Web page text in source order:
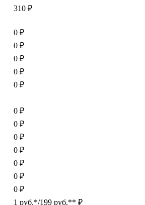
310 ₽
0 ₽
0 ₽
0 ₽
0 ₽
0 ₽
0 ₽
0 ₽
0 ₽
0 ₽
0 ₽
0 ₽
0 ₽
1 руб.*/199 руб.** ₽